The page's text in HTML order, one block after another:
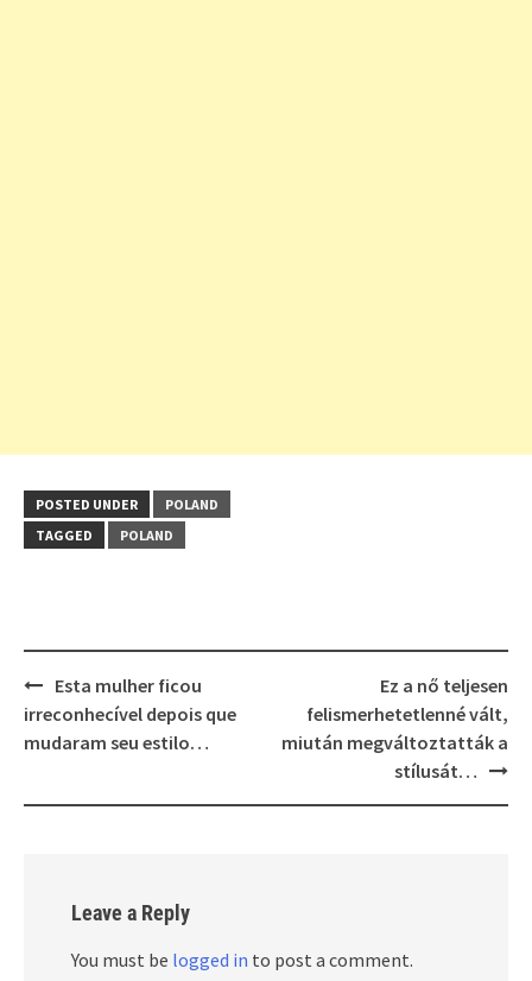
POSTED UNDER
POLAND
TAGGED
POLAND
Post
navigation
Esta mulher ficou
irreconhecível depois que
mudaram seu estilo…
Ez a nő teljesen
felismerhetetlenné vált,
miután megváltoztatták a
stílusát…
Leave a Reply
You must be logged in to post a comment.